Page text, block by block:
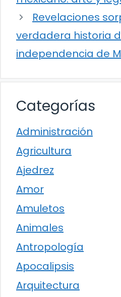
Revelaciones
verdadera historia
independencia de
Categorías
Administración
Agricultura
Ajedrez
Amor
Amuletos
Animales
Antropología
Apocalipsis
Arquitectura